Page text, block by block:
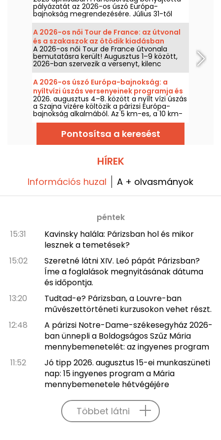
pályázatát az 2026-os úszó Európa-
bajnokság megrendezésére. Július 31-től
augusztus 16-ig a Centre Aquatique
Olympique várja a szurkolókat, hogy
buzdítsák a mieinket. Íme minden tudnivaló
a versenyről és a versenyszámokról!
A 2026-os női Tour de France: az útvonal
és a szakaszok az ötödik kiadásban
A 2026-os női Tour de France útvonala
bemutatásra került! Augusztus 1–9 között,
2026-ban szervezik a versenyt, kilenc
szakasz várható, a rajt Svájcból indul, a cél
pedig Nizzában lesz. Ismerje meg, mire
számíthatunk idén.
A 2026-os úszó Európa-bajnokság: a
nyíltvízi úszás versenyeinek programja és
időpontjai
2026. augusztus 4–8. között a nyílt vízi úszás
a Szajna vizére költözik a párizsi Európa-
bajnokság alkalmából. Az 5 km-es, a 10 km-
es és a vegyes váltó között a legkiválóbb
vizes maratonisták versengenek egy mitikus
természeti környezetben.
Pontosítsa a keresést
HÍREK
Információs huzal A + olvasmányok
péntek
15:31
Kavinsky halála: Párizsban hol és mikor
lesznek a temetések?
15:02
Szeretné látni XIV. Leó pápát Párizsban?
Íme a foglalások megnyitásának dátuma
és időpontja.
13:20
Tudtad-e? Párizsban, a Louvre-ban
művészettörténeti kurzusokon vehet részt.
12:48
A párizsi Notre-Dame-székesegyház 2026-
ban ünnepli a Boldogságos Szűz Mária
mennybemenetelét: az ingyenes program
11:52
Jó tipp 2026. augusztus 15-ei munkaszüneti
nap: 15 ingyenes program a Mária
mennybemenetele hétvégéjére
Többet látni